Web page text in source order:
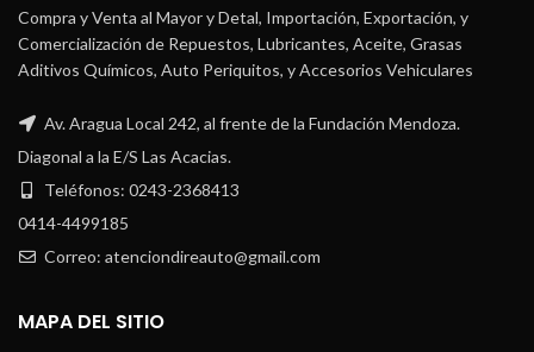
Compra y Venta al Mayor y Detal, Importación, Exportación, y
Comercialización de Repuestos, Lubricantes, Aceite, Grasas
Aditivos Químicos, Auto Periquitos, y Accesorios Vehiculares
Av. Aragua Local 242, al frente de la Fundación Mendoza.
Diagonal a la E/S Las Acacias.
Teléfonos: 0243-2368413
0414-4499185
Correo: atenciondireauto@gmail.com
MAPA DEL SITIO